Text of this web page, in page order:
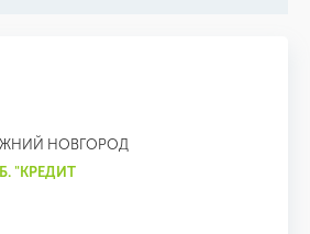
НОВГОРОД
"КРЕДИТ